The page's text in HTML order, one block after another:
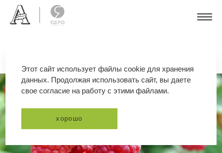
Этот сайт использует файлы cookie для хранения
данных. Продолжая использовать сайт, вы даете
свое согласие на работу с этими файлами.
хорошо